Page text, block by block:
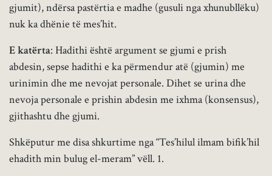
gjumit), ndërsa pastërtia e madhe (gusuli nga xhunubllëku)
nuk ka dhënie të mes’hit.
E katërta: Hadithi është argument se gjumi e prish
abdesin, sepse hadithi e ka përmendur atë (gjumin) me
urinimin dhe me nevojat personale. Dihet se urina dhe
nevoja personale e prishin abdesin me ixhma (konsensus),
gjithashtu dhe gjumi.
Shkëputur me disa shkurtime nga “Tes’hilul ilmam bifik’hil
ehadith min bulug el-meram” vëll. 1.